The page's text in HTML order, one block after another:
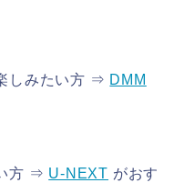
しみたい方 ⇒ DMM
方 ⇒ U-NEXT がおす